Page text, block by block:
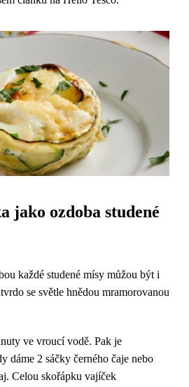
jako ozdoba studené
každé studené mísy můžou být i
se světle hnědou mramorovanou
ve vroucí vodě. Pak je
dáme 2 sáčky černého čaje nebo
Celou skořápku vajíček